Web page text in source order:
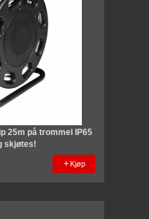
25m på trommel IP65
skjøtes!
Kjøp